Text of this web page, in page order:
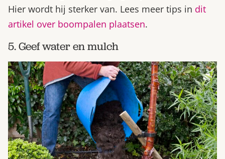
Hier wordt hij sterker van. Lees meer tips in dit
artikel over boompalen plaatsen.
5. Geef water en mulch